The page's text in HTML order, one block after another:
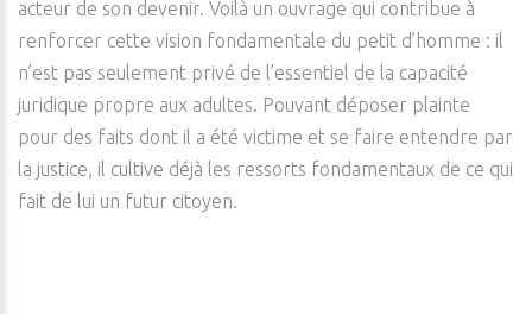
acteur de son devenir. Voilà un ouvrage qui contribue à
renforcer cette vision fondamentale du petit d’homme : il
n’est pas seulement privé de l’essentiel de la capacité
juridique propre aux adultes. Pouvant déposer plainte
pour des faits dont il a été victime et se faire entendre par
la justice, il cultive déjà les ressorts fondamentaux de ce qui
fait de lui un futur citoyen.